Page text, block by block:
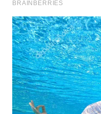
TINGGI
WN
PAKPAK
WN
KARAWANG
WN